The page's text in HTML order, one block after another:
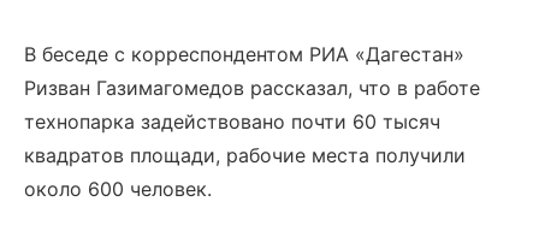
В беседе с корреспондентом РИА «Дагестан»
Ризван Газимагомедов рассказал, что в работе
технопарка задействовано почти 60 тысяч
квадратов площади, рабочие места получили
около 600 человек.